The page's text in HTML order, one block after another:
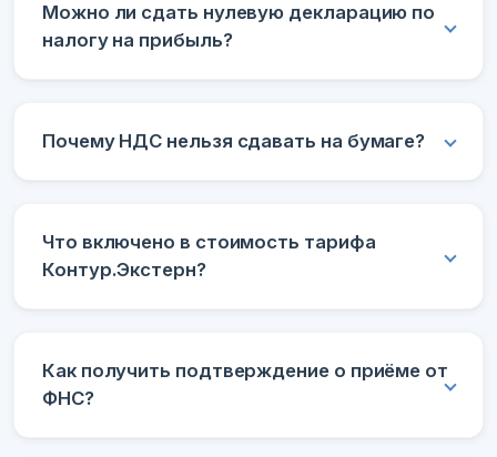
Можно ли сдать нулевую декларацию по
налогу на прибыль?
Почему НДС нельзя сдавать на бумаге?
Что включено в стоимость тарифа
Контур.Экстерн?
Как получить подтверждение о приёме от
ФНС?